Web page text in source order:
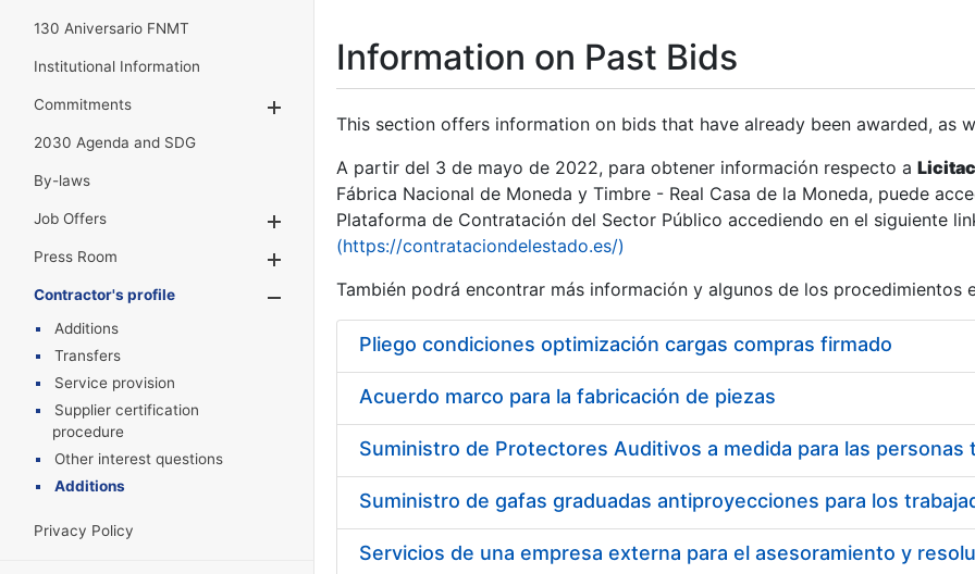
130 Aniversario FNMT
Institutional Information
Commitments
2030 Agenda and SDG
By-laws
Job Offers
Show/Hide
Press Room
Show/Hide
Contractor's profile
Show/Hide
Additions
Transfers
Service provision
Supplier certification
procedure
Other interest questions
Additions
Privacy Policy
Information on Past Bids
This section offers information on bids that have already been awarded, as
A partir del 3 de mayo de 2022, para obtener información respecto a
Fábrica Nacional de Moneda y Timbre - Real Casa de la Moneda, puede
Plataforma de Contratación del Sector Público accediendo en el siguiente
(https://contrataciondelestado.es/)
También podrá encontrar más información y algunos de los procedimientos
Pliego condiciones optimización cargas compras firmado
Acuerdo marco para la fabricación de piezas